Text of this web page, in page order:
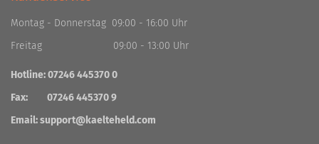
Montag - Donnerstag 09:00 - 16:00 Uhr
Freitag 09:00 - 13:00 Uhr
Hotline: 07246 445370 0
Fax: 07246 445370 9
Email:support@kaelteheld.com